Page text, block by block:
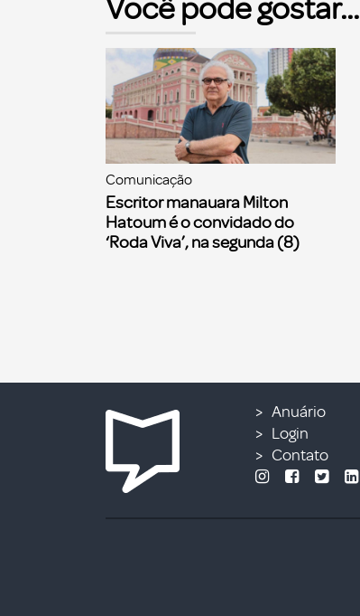
Você pode gostar...
Comunicação
Escritor manauara Milton
Hatoum é o convidado do
‘Roda Viva’, na segunda (8)
Anuário
Login
Contato